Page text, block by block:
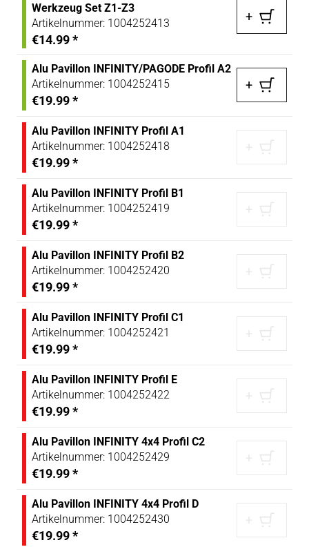
Werkzeug Set Z1-Z3
Artikelnummer: 1004252413
€14.99*
+
Alu Pavillon INFINITY/PAGODE Profil A2
Artikelnummer: 1004252415
€19.99*
+
Alu Pavillon INFINITY Profil A1
Artikelnummer: 1004252418
€19.99*
Alu Pavillon INFINITY Profil B1
Artikelnummer: 1004252419
€19.99*
Alu Pavillon INFINITY Profil B2
Artikelnummer: 1004252420
€19.99*
Alu Pavillon INFINITY Profil C1
Artikelnummer: 1004252421
€19.99*
Alu Pavillon INFINITY Profil E
Artikelnummer: 1004252422
€19.99*
Alu Pavillon INFINITY 4x4 Profil C2
Artikelnummer: 1004252429
€19.99*
Alu Pavillon INFINITY 4x4 Profil D
Artikelnummer: 1004252430
€19.99*